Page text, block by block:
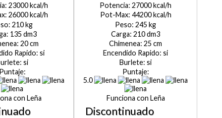
23000
26000
210
135
20
si
si
Leña
27000
44200
245
210
25
si
si
5.0
Leña